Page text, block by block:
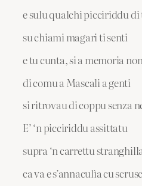
e sulu qualchi picciriddu
su chiami magari ti senti
e tu cunta, si a memoria
di comu a Mascali a genti
si ritrovau di coppu senza
E’ ‘n picciriddu assittatu
supra ‘n carrettu
ca va e s’annaculìa cu